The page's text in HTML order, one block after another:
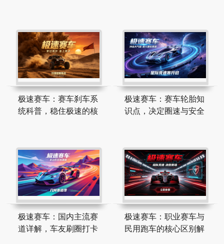
极速赛车：赛车刹车系
统科普，稳住极速的核
极速赛车：赛车轮胎知
识点，决定圈速与安全
极速赛车：国内主流赛
道详解，车友刷圈打卡
极速赛车：职业赛车与
民用跑车的核心区别解